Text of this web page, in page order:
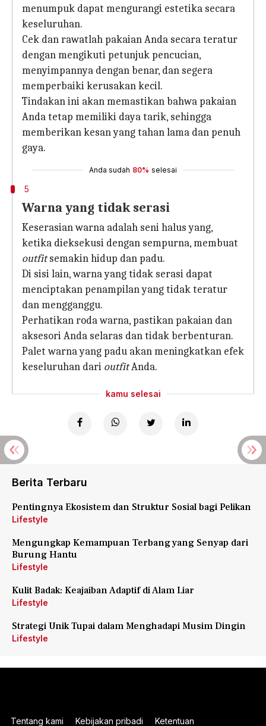
menumpuk dapat mengurangi estetika secara
keseluruhan.
Cek dan rawatlah pakaian Anda secara teratur
dengan mengikuti petunjuk pencucian,
menyimpannya dengan benar, dan segera
memperbaiki kerusakan kecil.
Tindakan ini akan memastikan bahwa pakaian
Anda tetap memiliki daya tarik, sehingga
memberikan kesan yang tahan lama dan penuh
gaya.
Anda sudah 80% selesai
5
Warna yang tidak serasi
Keserasian warna adalah seni halus yang,
ketika dieksekusi dengan sempurna, membuat
outfitsemakin hidup dan padu.
Di sisi lain, warna yang tidak serasi dapat
menciptakan penampilan yang tidak teratur
dan mengganggu.
Perhatikan roda warna, pastikan pakaian dan
aksesori Anda selaras dan tidak berbenturan.
Palet warna yang padu akan meningkatkan efek
keseluruhan dari outfitAnda.
kamu selesai
Berita Terbaru
Pentingnya Ekosistem dan Struktur Sosial bagi Pelikan
Lifestyle
Mengungkap Kemampuan Terbang yang Senyap dari
Burung Hantu
Lifestyle
Kulit Badak: Keajaiban Adaptif di Alam Liar
Lifestyle
Strategi Unik Tupai dalam Menghadapi Musim Dingin
Lifestyle
Tentang kami Kebijakan pribadi Ketentuan